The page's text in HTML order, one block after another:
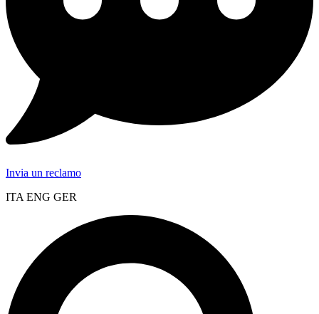
Invia un reclamo
ITA ENG GER